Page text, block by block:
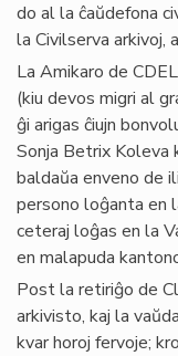
do al la ĉaŭdefona
la Civilserva arkivoj,
La Amikaro de
(kiu devos migri al
ĝi arigas ĉiujn
Sonja Betrix Koleva
baldaŭa enveno de
persono loĝanta en
ceteraj loĝas en la
en malapuda
Post la retiriĝo de
arkivisto, kaj la
kvar horoj fervoje;